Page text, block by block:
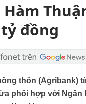
đồng
thôn (Agribank)
phối hợp với